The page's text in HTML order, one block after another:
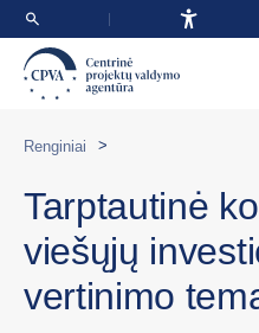
Renginiai >
Tarptautinė
viešųjų
vertinimo